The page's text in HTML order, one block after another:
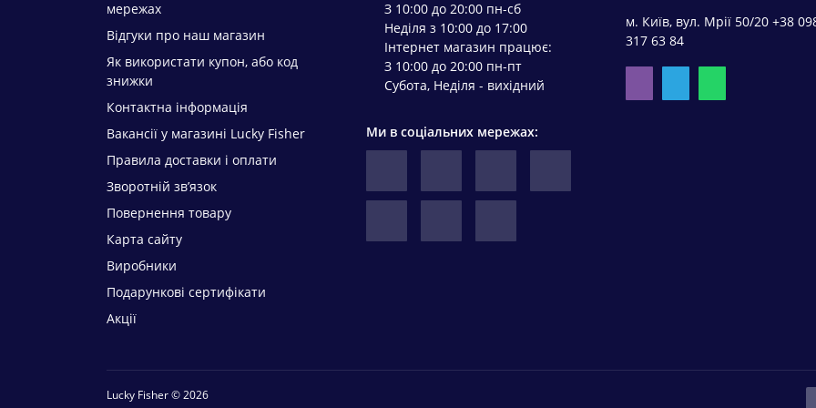
мережах
Відгуки про наш магазин
Як використати купон, або код
знижки
Контактна інформація
Вакансії у магазині Lucky Fisher
Правила доставки і оплати
Зворотній зв’язок
Повернення товару
Карта сайту
Виробники
Подарункові сертифікати
Акції
З 10:00 до 20:00 пн-сб
Неділя з 10:00 до 17:00
Інтернет магазин працює:
З 10:00 до 20:00 пн-пт
Субота, Неділя - вихідний
Ми в соціальних мережах:
м. Київ, вул. Мрії 50/20 +38
317 63 84
Lucky Fisher © 2026